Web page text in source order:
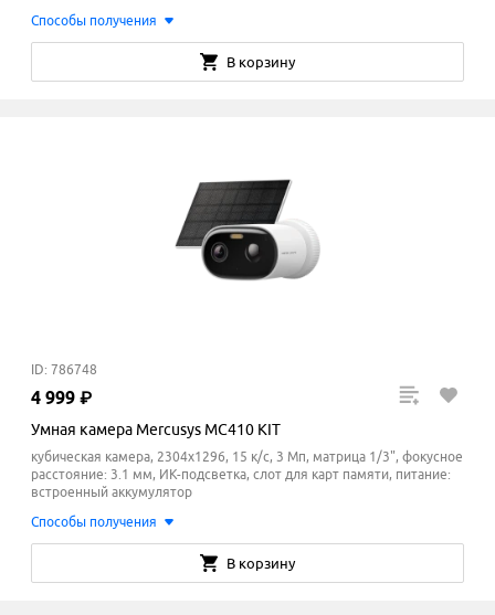
Способы получения
В корзину
ID: 786748
4 999 ₽
Умная камера Mercusys MC410 KIT
кубическая камера, 2304x1296, 15 к/с, 3 Мп, матрица 1/3", фокусное
расстояние: 3.1 мм, ИК-подсветка, слот для карт памяти, питание:
встроенный аккумулятор
Способы получения
В корзину